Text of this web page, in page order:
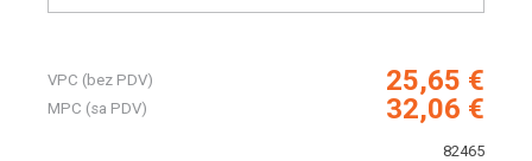
VPC (bez PDV) 25,65 €
MPC (sa PDV) 32,06 €
82465